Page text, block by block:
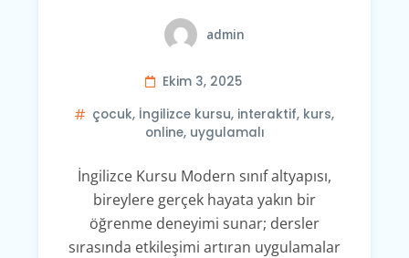
admin
Ekim 3, 2025
çocuk, İngilizce kursu, interaktif, kurs,
online, uygulamalı
İngilizce Kursu Modern sınıf altyapısı,
bireylere gerçek hayata yakın bir
öğrenme deneyimi sunar; dersler
sırasında etkileşimi artıran uygulamalar